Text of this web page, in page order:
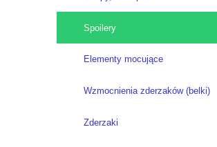
Spoilery
Elementy mocujące
Wzmocnienia zderzaków (belki)
Zderzaki